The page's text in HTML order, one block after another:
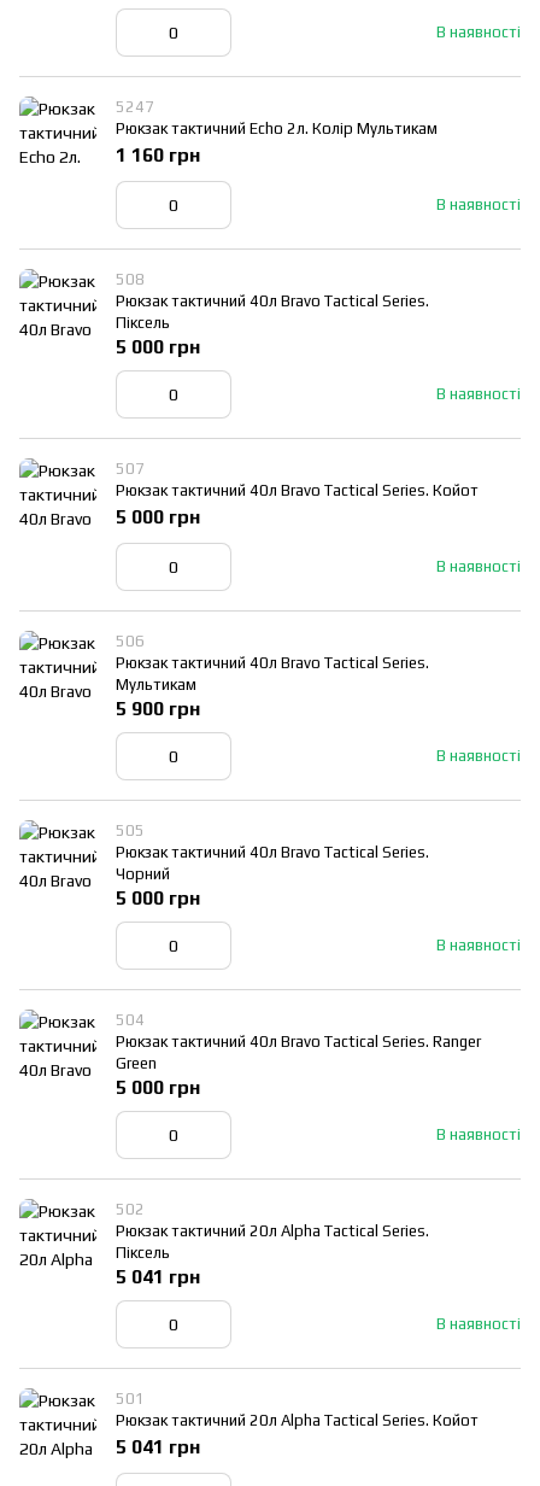
В наявності
5247
Рюкзак тактичний Echo 2л. Колір Мультикам
В наявності
1 160 грн
508
Рюкзак тактичний 40л Bravo Tactical Series.
Піксель
В наявності
5 000 грн
507
Рюкзак тактичний 40л Bravo Tactical Series. Койот
В наявності
5 000 грн
506
Рюкзак тактичний 40л Bravo Tactical Series.
Мультикам
В наявності
5 900 грн
505
Рюкзак тактичний 40л Bravo Tactical Series.
Чорний
В наявності
5 000 грн
504
Рюкзак тактичний 40л Bravo Tactical Series. Ranger
Green
В наявності
5 000 грн
502
Рюкзак тактичний 20л Alpha Tactical Series.
Піксель
В наявності
5 041 грн
501
Рюкзак тактичний 20л Alpha Tactical Series. Койот
5 041 грн